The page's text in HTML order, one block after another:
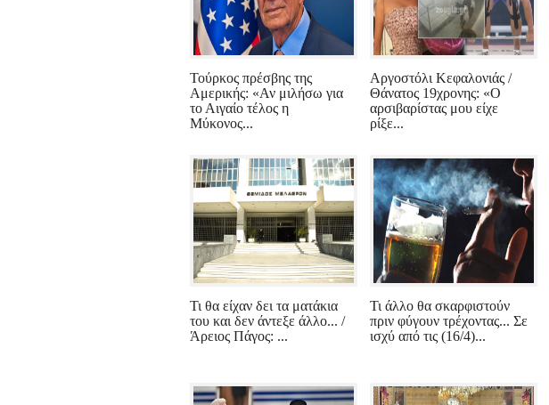
Τούρκος πρέσβης της
Αμερικής: «Αν μιλήσω για
το Αιγαίο τέλος η
Μύκονος...
Αργοστόλι Κεφαλονιάς /
Θάνατος 19χρονης: «Ο
αρσιβαρίστας μου είχε
ρίξε...
Τι θα είχαν δει τα ματάκια
του και δεν άντεξε άλλο... /
Άρειος Πάγος: ...
Τι άλλο θα σκαρφιστούν
πριν φύγουν τρέχοντας... Σε
ισχύ από τις (16/4)...